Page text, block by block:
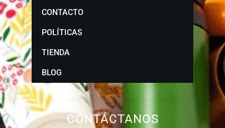
CONTÁCTANOS
CONTACTO
POLÍTICAS
TIENDA
BLOG